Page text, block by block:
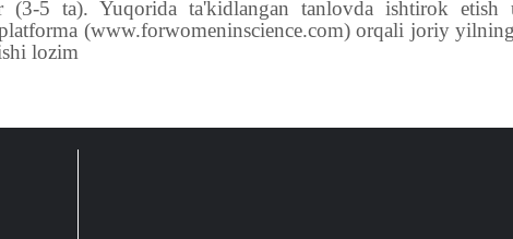
(3-5 ta). Yuqorida ta'kidlangan tanlovda ishtirok etish
(www.forwomeninscience.com) orqali joriy
lozim